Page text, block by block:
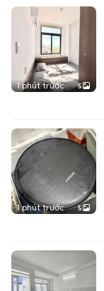
1 phút trước 5
1 phút trước 5